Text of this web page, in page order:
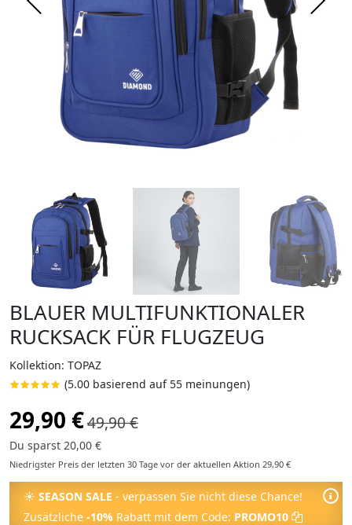
BLAUER MULTIFUNKTIONALER
RUCKSACK FÜR FLUGZEUG
Kollektion: TOPAZ
(5.00 basierend auf 55 meinungen)
29,90 €49,90 €
Du sparst 20,00 €
Niedrigster Preis der letzten 30 Tage vor der aktuellen Aktion 29,90 €
☀ SEASON SALE - verpassen Sie nicht diese Chance!
Zusätzliche -10% Rabatt mit dem Code: PROMO10